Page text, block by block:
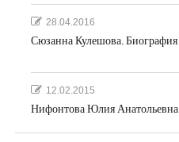
28.04.2016
Сюзанна Кулешова. Биография
12.02.2015
Нифонтова Юлия Анатольевна